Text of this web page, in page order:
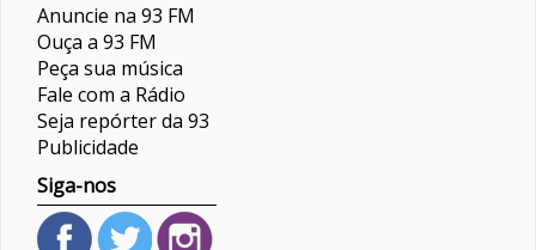
Anuncie na 93 FM
Ouça a 93 FM
Peça sua música
Fale com a Rádio
Seja repórter da 93
Publicidade
Siga-nos